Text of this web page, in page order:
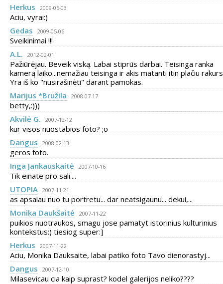
Herkus
2009-05-03
Aciu, vyrai:)
Gedas
2009-05-06
Sveikinimai !!!
A.L.
2012-02-01
Pažiūrėjau. Beveik viską. Labai stiprūs darbai. Teisinga ranka
kamerą laiko...nemažiau teisinga ir akis matanti itin plačiu
Yra iš ko "nusirašinėti" darant pamokas.
Marijus *Bružila
2008-07-17
betty,:)))
Akvilė G.
2007-12-12
kur visos nuostabios foto? ;o
Dangus
2008-02-13
geros foto.
Inga Jankauskaitė
2007-10-16
Tik einate pro sali....
UTOPIA 2007-11-21
as apsalau nuo tu portretu... dar neatsigaunu... dekui,...
Monika Daukšaitė
2007-11-22
puikios nuotraukos, smagu jose pamatyt istorinius kulturinius
kontekstus:) tiesiog super:]
Herkus
2007-11-22
Aciu, Monika Dauksaite, labai patiko foto Tavo dienorastyj...
Dangus
2007-12-10
Milasevicau cia kaip suprast? kodel galerijos neliko????